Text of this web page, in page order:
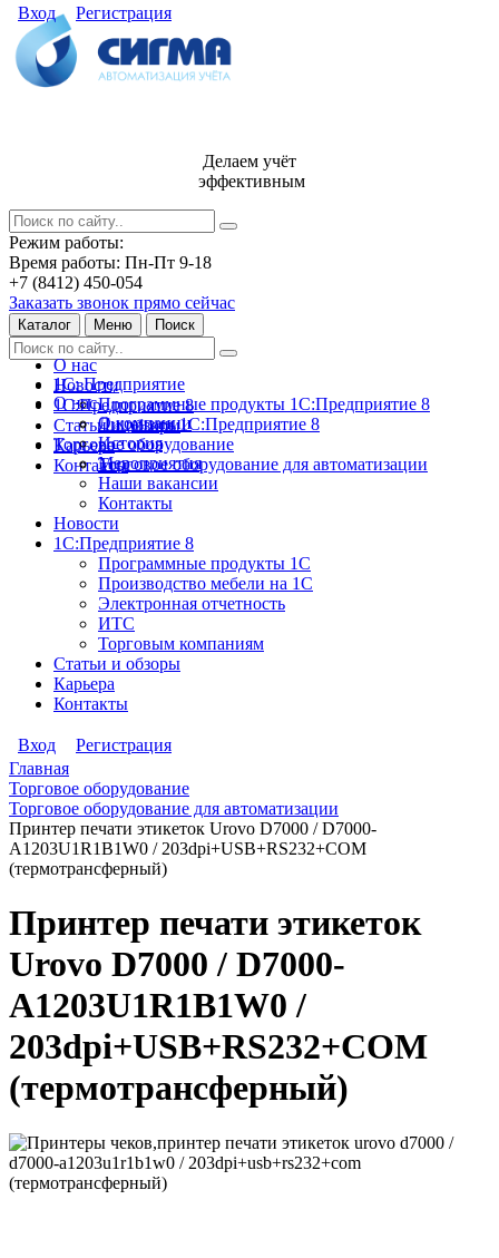
Вход Регистрация
Делаем учёт
эффективным
Режим работы:
Время работы: Пн-Пт 9-18
+7 (8412) 450-054
Заказать звонок прямо сейчас
Каталог Меню Поиск
О нас
Новости
1С:Предприятие 8
Статьи и обзоры
Карьера
Контакты
1С: Предприятие
Программные продукты 1С:Предприятие 8
Лицензии 1С:Предприятие 8
Торговое оборудование
Торговое оборудование для автоматизации
О нас
О компании
История
Мероприятия
Наши вакансии
Контакты
Новости
1С:Предприятие 8
Программные продукты 1С
Производство мебели на 1С
Электронная отчетность
ИТС
Торговым компаниям
Статьи и обзоры
Карьера
Контакты
Вход
Регистрация
Главная
Торговое оборудование
Торговое оборудование для автоматизации
Принтер печати этикеток Urovo D7000 / D7000-
A1203U1R1B1W0 / 203dpi+USB+RS232+COM
(термотрансферный)
Принтер печати этикеток
Urovo D7000 / D7000-
A1203U1R1B1W0 /
203dpi+USB+RS232+COM
(термотрансферный)